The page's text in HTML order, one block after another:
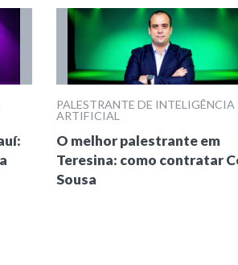
PALESTRANTE DE INTELIGÊNCIA
ARTIFICIAL
O melhor palestrante em
Teresina: como contratar
Sousa